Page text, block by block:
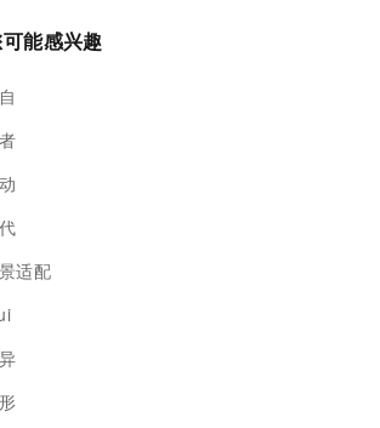
能感兴趣
适配